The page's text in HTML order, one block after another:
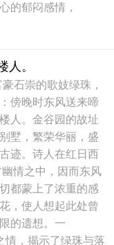
的郁闷感情，
人。
石崇的歌妓绿珠，
傍晚时东风送来啼
人。金谷园的故址
墅，繁荣华丽，盛
迹。诗人在红日西
情之中，因而东风
都蒙上了浓重的感
，使人想起此处曾
的遗想。一
情，揭示了绿珠与落